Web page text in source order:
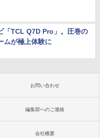
「TCL Q7D Pro」。圧巻の
ムが極上体験に
お問い合わせ
編集部へのご連絡
会社概要